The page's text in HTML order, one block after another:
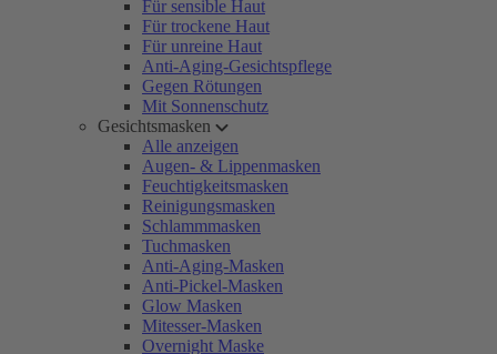
Für sensible Haut
Für trockene Haut
Für unreine Haut
Anti-Aging-Gesichtspflege
Gegen Rötungen
Mit Sonnenschutz
Gesichtsmasken
Alle anzeigen
Augen- & Lippenmasken
Feuchtigkeitsmasken
Reinigungsmasken
Schlammmasken
Tuchmasken
Anti-Aging-Masken
Anti-Pickel-Masken
Glow Masken
Mitesser-Masken
Overnight Maske